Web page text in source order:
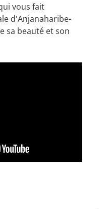
vous fait
d'Anjanaharibe-
sa beauté et son